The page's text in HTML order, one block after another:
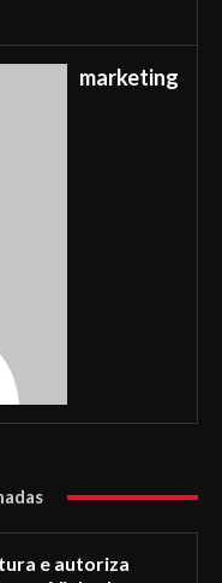
marketing
e autoriza